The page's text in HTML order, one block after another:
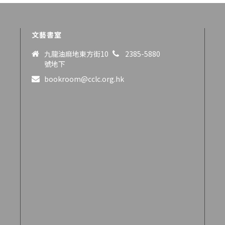
文藝書室
九龍油麻地東方街10
號地下
2385-5880
bookroom@cclc.org.hk